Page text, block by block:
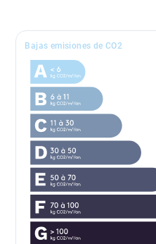
Bajas emisiones de CO2